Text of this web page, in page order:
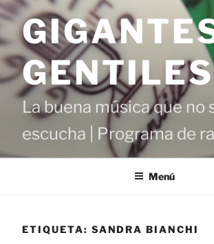
Saltar
contenido
GENTILES
La buena música que no
escucha | Programa de
Menú
ETIQUETA: SANDRA BIANCHI